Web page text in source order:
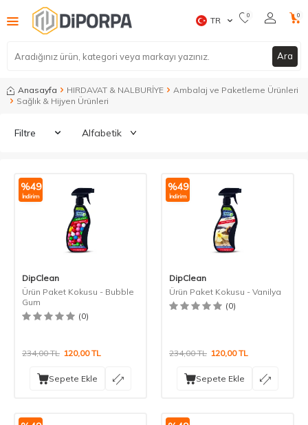
Ara
TR 0 0
Anasayfa HIRDAVAT & NALBURİYE
Ambalaj ve Paketleme Ürünleri
Sağlık & Hijyen Ürünleri
Filtre
%49
İndirim
DipClean
Ürün Paket Kokusu - Bubble
Gum
(0)
234,00TL 120,00TL
Sepete Ekle
%49
İndirim
DipClean
Ürün Paket Kokusu - Vanilya
(0)
234,00TL 120,00TL
Sepete Ekle